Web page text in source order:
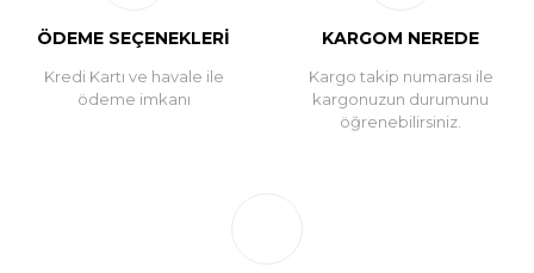
ÖDEME SEÇENEKLERİ
Kredi Kartı ve havale ile
ödeme imkanı
KARGOM NEREDE
Kargo takip numarası ile
kargonuzun durumunu
öğrenebilirsiniz.